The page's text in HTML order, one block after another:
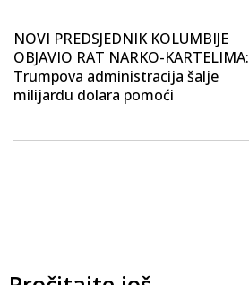
NOVI PREDSJEDNIK KOLUMBIJE
OBJAVIO RAT NARKO-KARTELIMA:
Trumpova administracija šalje
milijardu dolara pomoći